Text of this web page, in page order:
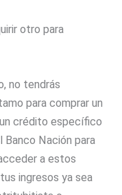
otro para
no tendrás
para comprar un
crédito específico
Nación para
a estos
ingresos ya sea